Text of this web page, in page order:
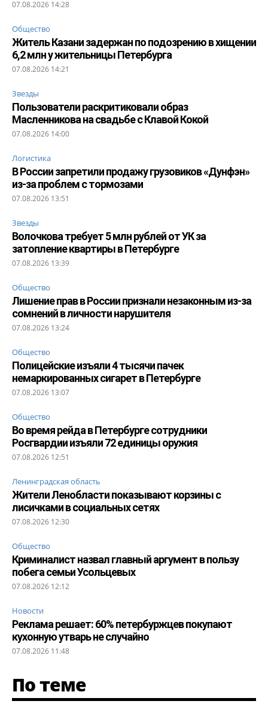
07.08.2026 14:28
Общество
Житель Казани задержан по подозрению в хищении
6,2 млн у жительницы Петербурга
07.08.2026 14:21
Звезды
Пользователи раскритиковали образ
Масленникова на свадьбе с Клавой Кокой
07.08.2026 14:00
Логистика
В России запретили продажу грузовиков «Дунфэн»
из-за проблем с тормозами
07.08.2026 13:51
Звезды
Волочкова требует 5 млн рублей от УК за
затопление квартиры в Петербурге
07.08.2026 13:39
Общество
Лишение прав в России признали незаконным из-за
сомнений в личности нарушителя
07.08.2026 13:24
Общество
Полицейские изъяли 4 тысячи пачек
немаркированных сигарет в Петербурге
07.08.2026 13:07
Общество
Во время рейда в Петербурге сотрудники
Росгвардии изъяли 72 единицы оружия
07.08.2026 12:51
Ленинградская область
Жители Ленобласти показывают корзины с
лисичками в социальных сетях
07.08.2026 12:30
Общество
Криминалист назвал главный аргумент в пользу
побега семьи Усольцевых
07.08.2026 12:12
Новости
Реклама решает: 60% петербуржцев покупают
кухонную утварь не случайно
07.08.2026 11:48
По теме